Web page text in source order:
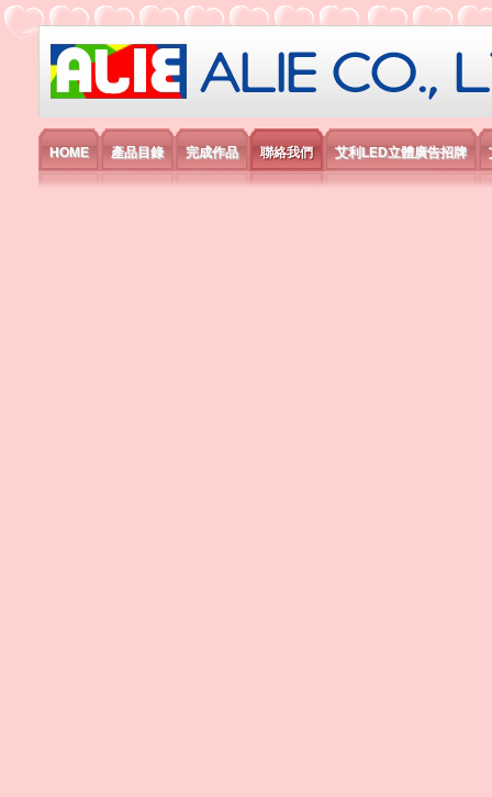
艾利國際電子有限公司
HOME 產品目錄 完成作品 聯絡我們 艾利LED立體廣告招牌